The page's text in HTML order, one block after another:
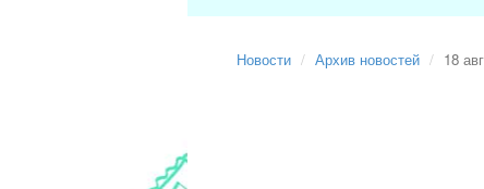
Новости Архив новостей 18